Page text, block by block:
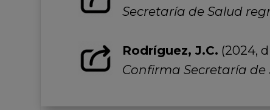
Secretaría de Salud
Rodríguez, J.C. (2024,
Confirma Secretaría de